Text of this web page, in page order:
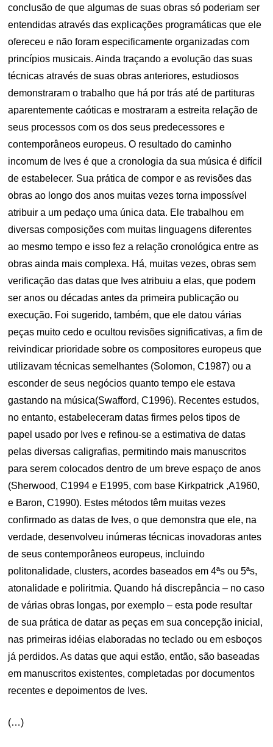
conclusão de que algumas de suas obras só poderiam ser
entendidas através das explicações programáticas que ele
ofereceu e não foram especificamente organizadas com
princípios musicais. Ainda traçando a evolução das suas
técnicas através de suas obras anteriores, estudiosos
demonstraram o trabalho que há por trás até de partituras
aparentemente caóticas e mostraram a estreita relação de
seus processos com os dos seus predecessores e
contemporâneos europeus. O resultado do caminho
incomum de Ives é que a cronologia da sua música é difícil
de estabelecer. Sua prática de compor e as revisões das
obras ao longo dos anos muitas vezes torna impossível
atribuir a um pedaço uma única data. Ele trabalhou em
diversas composições com muitas linguagens diferentes
ao mesmo tempo e isso fez a relação cronológica entre as
obras ainda mais complexa. Há, muitas vezes, obras sem
verificação das datas que Ives atribuiu a elas, que podem
ser anos ou décadas antes da primeira publicação ou
execução. Foi sugerido, também, que ele datou várias
peças muito cedo e ocultou revisões significativas, a fim de
reivindicar prioridade sobre os compositores europeus que
utilizavam técnicas semelhantes (Solomon, C1987) ou a
esconder de seus negócios quanto tempo ele estava
gastando na música(Swafford, C1996). Recentes estudos,
no entanto, estabeleceram datas firmes pelos tipos de
papel usado por Ives e refinou-se a estimativa de datas
pelas diversas caligrafias, permitindo mais manuscritos
para serem colocados dentro de um breve espaço de anos
(Sherwood, C1994 e E1995, com base Kirkpatrick ,A1960,
e Baron, C1990). Estes métodos têm muitas vezes
confirmado as datas de Ives, o que demonstra que ele, na
verdade, desenvolveu inúmeras técnicas inovadoras antes
de seus contemporâneos europeus, incluindo
politonalidade, clusters, acordes baseados em 4ªs ou 5ªs,
atonalidade e poliritmia. Quando há discrepância – no caso
de várias obras longas, por exemplo – esta pode resultar
de sua prática de datar as peças em sua concepção inicial,
nas primeiras idéias elaboradas no teclado ou em esboços
já perdidos. As datas que aqui estão, então, são baseadas
em manuscritos existentes, completadas por documentos
recentes e depoimentos de Ives.
(…)